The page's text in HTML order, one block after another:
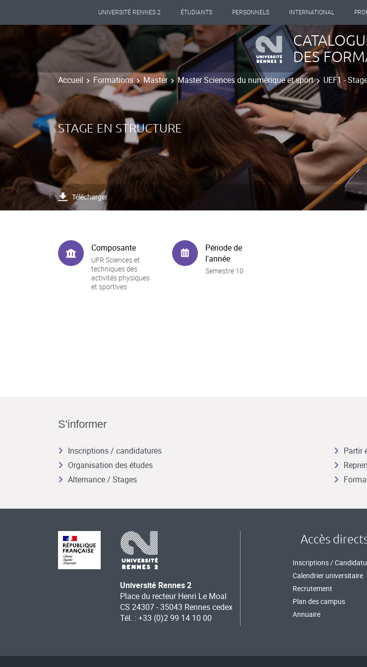
UNIVERSITÉ RENNES 2 ÉTUDIANTS PERSONNELS INTERNATIONAL
DES
Accueil Formations Master Master Sciences du numérique et sport UEF1 -
STAGE EN STRUCTURE
Télécharger
Composante
UFR Sciences et
techniques des
activités physiques
et sportives
Période de
l'année
Semestre 10
S'informer
Inscriptions / candidatures
Organisation des études
Alternance / Stages
Partir
Université Rennes 2
Place du recteur Henri Le Moal
CS 24307 - 35043 Rennes cedex
Tél. : +33 (0)2 99 14 10 00
Accès
Inscriptions /
Calendrier universitaire
Recrutement
Plan des campus
Annuaire